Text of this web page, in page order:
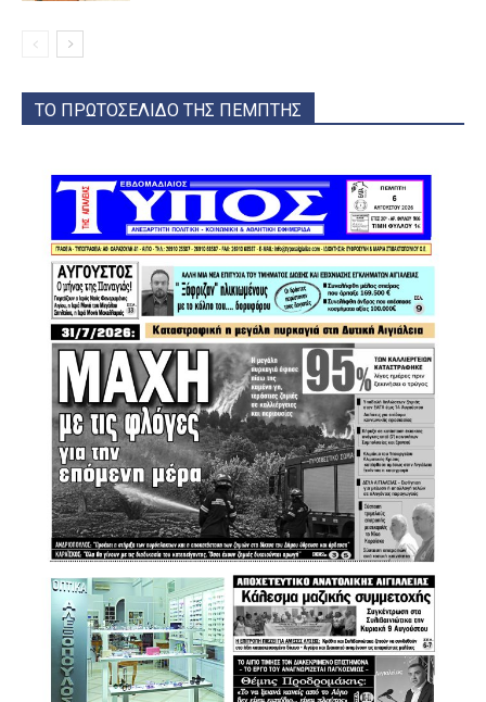
ΤΟ ΠΡΩΤΟΣΕΛΙΔΟ ΤΗΣ ΠΕΜΠΤΗΣ